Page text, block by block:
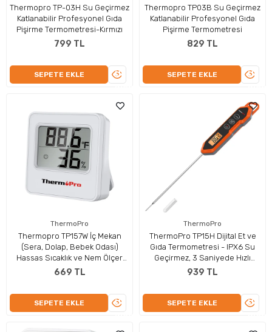
Thermopro TP-03H Su Geçirmez
Katlanabilir Profesyonel Gıda
Pişirme Termometresi-Kırmızı
799 TL
SEPETE EKLE
ÜRÜNÜ
Thermopro TP03B Su Geçirmez
Katlanabilir Profesyonel Gıda
Pişirme Termometresi
829 TL
SEPETE EKLE
ThermoPro
Thermopro TP157W İç Mekan
(Sera, Dolap, Bebek Odası)
Hassas Sıcaklık ve Nem Ölçer
Mini Termometre
669 TL
SEPETE EKLE
ÜRÜNÜ
ThermoPro
ThermoPro TP15H Dijital Et ve
Gıda Termometresi - IPX6 Su
Geçirmez, 3 Saniyede Hızlı
Ölçüm
939 TL
SEPETE EKLE